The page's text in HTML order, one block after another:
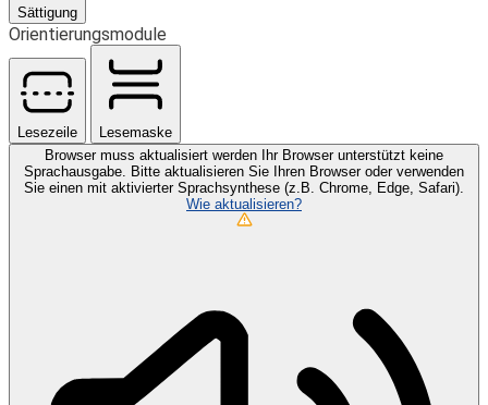
Sättigung
Orientierungsmodule
Lesezeile
Lesemaske
Browser muss aktualisiert werden Ihr Browser unterstützt keine
Sprachausgabe. Bitte aktualisieren Sie Ihren Browser oder verwenden
Sie einen mit aktivierter Sprachsynthese (z.B. Chrome, Edge, Safari).
Wie aktualisieren?